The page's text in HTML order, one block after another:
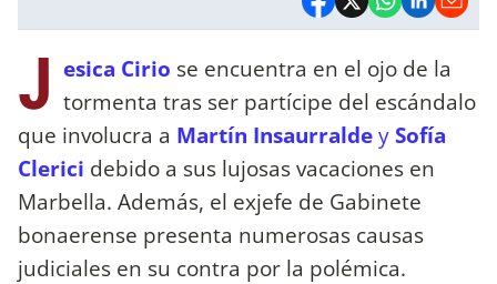
J esica Cirio se encuentra en el ojo de la
tormenta tras ser partícipe del escándalo
que involucra a Martín InsaurraldeySofía
Clerici debido a sus lujosas vacaciones en
Marbella. Además, el exjefe de Gabinete
bonaerense presenta numerosas causas
judiciales en su contra por la polémica.